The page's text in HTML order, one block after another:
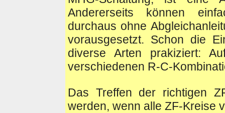
Andererseits können
durchaus ohne
vorausgesetzt. Schon die
diverse Arten prakiziert:
verschiedenen R-C-
Das Treffen der richtigen
werden, wenn alle ZF-Kreise